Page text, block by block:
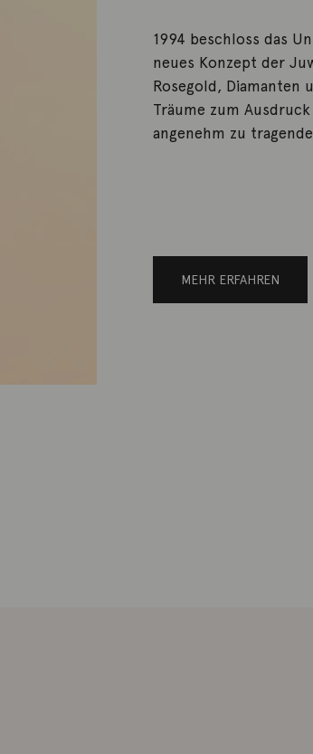
1994 beschloss das
neues Konzept der
Rosegold, Diamanten
Träume zum
angenehm zu
MEHR ERFAHREN